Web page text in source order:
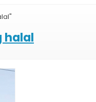
halal